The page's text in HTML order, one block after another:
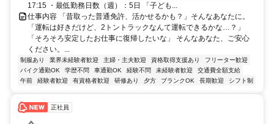
17:15 ・最低勤務日数（週）：5日 「子ども...
仕事内容 「昔取った普通免許、活かせるかも？」そんなあなたに。
「運転は好きだけど、2トントラックなんて運転できるかな…？」
「そろそろ安定したお仕事に復帰したいな」 そんなあなた、ご安心
ください。...
制服あり 業界未経験者歓迎 主婦・主夫歓迎 資格取得支援あり
フリーター歓迎
バイク通勤OK
学歴不問 車通勤OK 経験不問 未経験者歓迎
交通費全額支給
午前
経験者歓迎 有資格者歓迎 研修あり 夕方 ブランクOK 長期歓迎 シフト制
正社員